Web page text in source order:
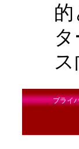
プライ